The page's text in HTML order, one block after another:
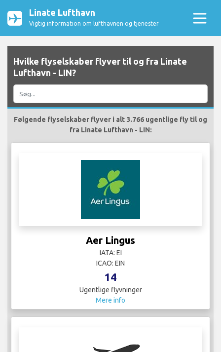
Linate Lufthavn
Vigtig information om lufthavnen og tjenester
Hvilke flyselskaber flyver til og fra Linate
Lufthavn - LIN?
Følgende flyselskaber flyver i alt 3.766 ugentlige fly til og
fra Linate Lufthavn - LIN:
Aer Lingus
IATA: EI
ICAO: EIN
14
Ugentlige flyvninger
Mere info